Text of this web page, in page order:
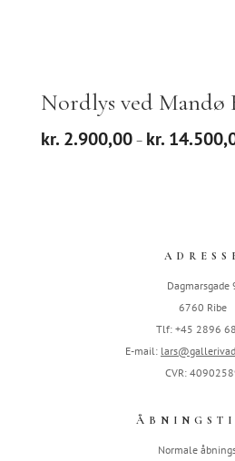
Nordlys ved Mandø
kr.2.900,00 – kr.
Dagmarsgade
6760 Ribe
Tlf: +45 2896
E-mail:
CVR:
Normale